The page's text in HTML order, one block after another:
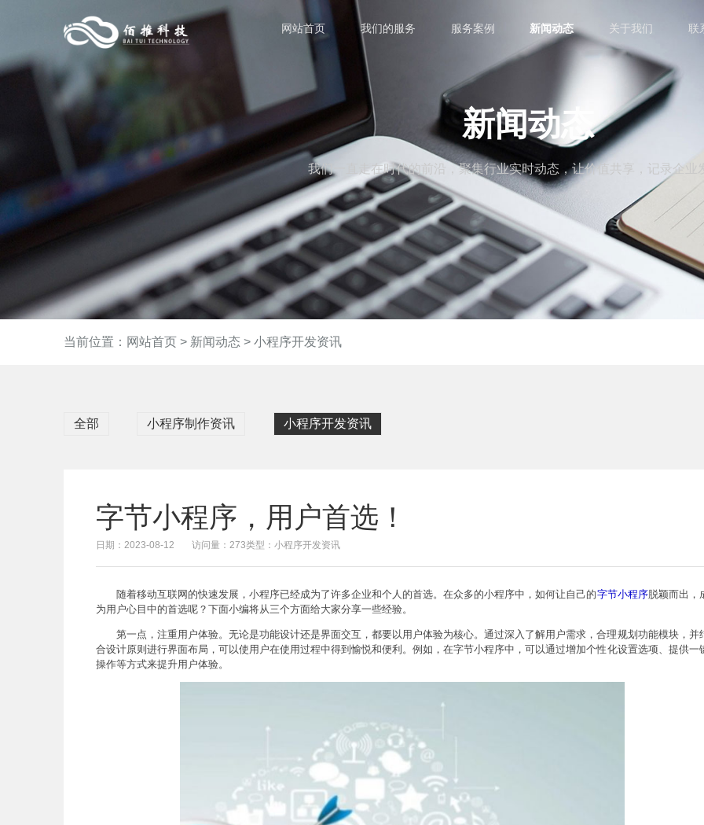
网站首页 我们的服务 服务案例 新闻动态 关于我们 联
新闻动态
我们一直走在时代的前沿，聚集行业实时动态，让价值共享，记录企业
当前位置： 网站首页> 新闻动态 > 小程序开发资讯
全部 小程序制作资讯 小程序开发资讯
字节小程序，用户首选！
日期：2023-08-12 访问量：273类型：小程序开发资讯
随着移动互联网的快速发展，小程序已经成为了许多企业和个人的首选。在众多的小程序中，如何让自己的字节小程序脱颖而出，
为用户心目中的首选呢？下面小编将从三个方面给大家分享一些经验。
第一点，注重用户体验。无论是功能设计还是界面交互，都要以用户体验为核心。通过深入了解用户需求，合理规划功能模块，并
合设计原则进行界面布局，可以使用户在使用过程中得到愉悦和便利。例如，在字节小程序中，可以通过增加个性化设置选项、提供一
操作等方式来提升用户体验。